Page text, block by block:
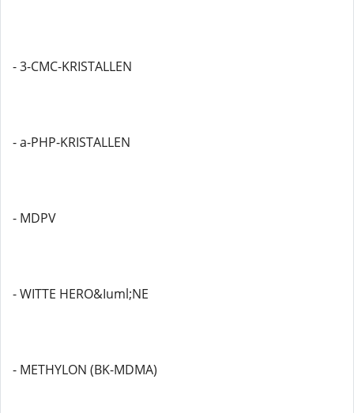
- 3-CMC-KRISTALLEN
- a-PHP-KRISTALLEN
- MDPV
- WITTE HERO&Iuml;NE
- METHYLON (BK-MDMA)